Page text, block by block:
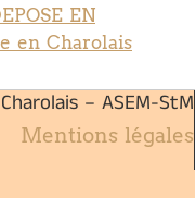
EN
en Charolais
– ASEM-StM
Mentions légales